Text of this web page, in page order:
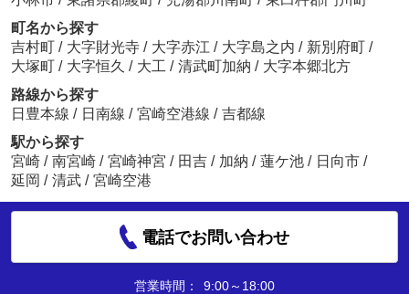
町名から探す
吉村町 / 大字財光寺 / 大字赤江 / 大字島之内 / 新別府町 /
大塚町 / 大字恒久 / 大工 / 清武町加納 / 大字本郷北方
路線から探す
日豊本線 / 日南線 / 宮崎空港線 / 吉都線
駅から探す
宮崎 / 南宮崎 / 宮崎神宮 / 田吉 / 加納 / 蓮ケ池 / 日向市 /
延岡 / 清武 / 宮崎空港
電話でお問い合わせ
営業時間：
9:00～18:00